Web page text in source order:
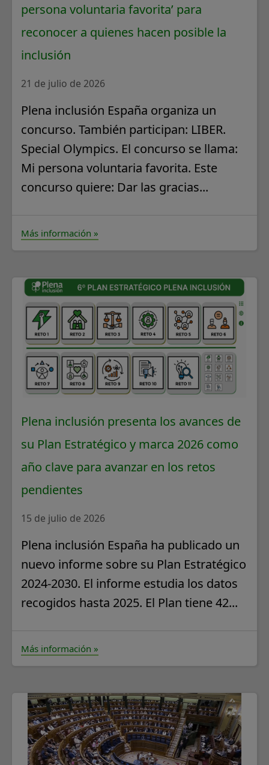
persona voluntaria favorita’ para
reconocer a quienes hacen posible la
inclusión
21 de julio de 2026
Plena inclusión España organiza un
concurso. También participan: LIBER.
Special Olympics. El concurso se llama:
Mi persona voluntaria favorita. Este
concurso quiere: Dar las gracias...
Más información »
Plena inclusión presenta los avances de
su Plan Estratégico y marca 2026 como
año clave para avanzar en los retos
pendientes
15 de julio de 2026
Plena inclusión España ha publicado un
nuevo informe sobre su Plan Estratégico
2024-2030. El informe estudia los datos
recogidos hasta 2025. El Plan tiene 42...
Más información »